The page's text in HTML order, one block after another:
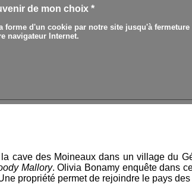
de mon choix *
forme d'un cookie par notre site jusqu'à fermeture
navigateur Internet.
cave des Moineaux dans un village du
Mallory. Olivia Bonamy enquête dans
propriété permet de rejoindre le pays des